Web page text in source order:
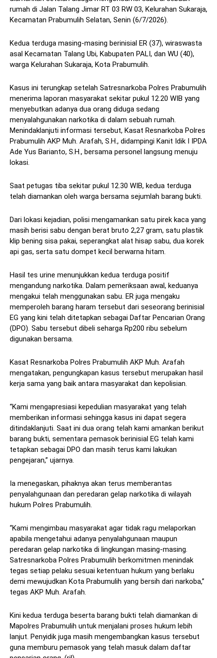
rumah di Jalan Talang Jimar RT 03 RW 03, Kelurahan Sukaraja,
Kecamatan Prabumulih Selatan, Senin (6/7/2026).
Kedua terduga masing-masing berinisial ER (37), wiraswasta
asal Kecamatan Talang Ubi, Kabupaten PALI, dan WU (40),
warga Kelurahan Sukaraja, Kota Prabumulih.
Kasus ini terungkap setelah Satresnarkoba Polres Prabumulih
menerima laporan masyarakat sekitar pukul 12.20 WIB yang
menyebutkan adanya dua orang diduga sedang
menyalahgunakan narkotika di dalam sebuah rumah.
Menindaklanjuti informasi tersebut, Kasat Resnarkoba Polres
Prabumulih AKP Muh. Arafah, S.H., didampingi Kanit Idik I IPDA
Ade Yus Barianto, S.H., bersama personel langsung menuju
lokasi.
Saat petugas tiba sekitar pukul 12.30 WIB, kedua terduga
telah diamankan oleh warga bersama sejumlah barang bukti.
Dari lokasi kejadian, polisi mengamankan satu pirek kaca yang
masih berisi sabu dengan berat bruto 2,27 gram, satu plastik
klip bening sisa pakai, seperangkat alat hisap sabu, dua korek
api gas, serta satu dompet kecil berwarna hitam.
Hasil tes urine menunjukkan kedua terduga positif
mengandung narkotika. Dalam pemeriksaan awal, keduanya
mengakui telah menggunakan sabu. ER juga mengaku
memperoleh barang haram tersebut dari seseorang berinisial
EG yang kini telah ditetapkan sebagai Daftar Pencarian Orang
(DPO). Sabu tersebut dibeli seharga Rp200 ribu sebelum
digunakan bersama.
Kasat Resnarkoba Polres Prabumulih AKP Muh. Arafah
mengatakan, pengungkapan kasus tersebut merupakan hasil
kerja sama yang baik antara masyarakat dan kepolisian.
“Kami mengapresiasi kepedulian masyarakat yang telah
memberikan informasi sehingga kasus ini dapat segera
ditindaklanjuti. Saat ini dua orang telah kami amankan berikut
barang bukti, sementara pemasok berinisial EG telah kami
tetapkan sebagai DPO dan masih terus kami lakukan
pengejaran,” ujarnya.
Ia menegaskan, pihaknya akan terus memberantas
penyalahgunaan dan peredaran gelap narkotika di wilayah
hukum Polres Prabumulih.
“Kami mengimbau masyarakat agar tidak ragu melaporkan
apabila mengetahui adanya penyalahgunaan maupun
peredaran gelap narkotika di lingkungan masing-masing.
Satresnarkoba Polres Prabumulih berkomitmen menindak
tegas setiap pelaku sesuai ketentuan hukum yang berlaku
demi mewujudkan Kota Prabumulih yang bersih dari narkoba,”
tegas AKP Muh. Arafah.
Kini kedua terduga beserta barang bukti telah diamankan di
Mapolres Prabumulih untuk menjalani proses hukum lebih
lanjut. Penyidik juga masih mengembangkan kasus tersebut
guna memburu pemasok yang telah masuk dalam daftar